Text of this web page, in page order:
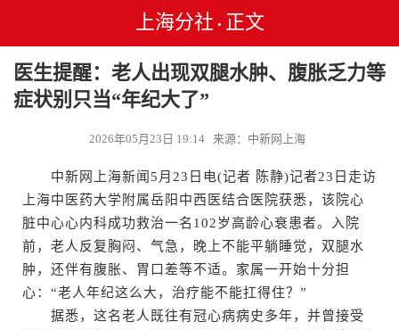
上海分社 • 正文
医生提醒：老人出现双腿水肿、腹胀乏力等
症状别只当“年纪大了”
2026年05月23日 19:14 来源：中新网上海
中新网上海新闻5月23日电(记者 陈静)记者23日走访
上海中医药大学附属岳阳中西医结合医院获悉，该院心
脏中心心内科成功救治一名102岁高龄心衰患者。入院
前，老人反复胸闷、气急，晚上不能平躺睡觉，双腿水
肿，还伴有腹胀、胃口差等不适。家属一开始十分担
心：“老人年纪这么大，治疗能不能扛得住？”
据悉，这名老人既往有冠心病病史多年，并曾接受